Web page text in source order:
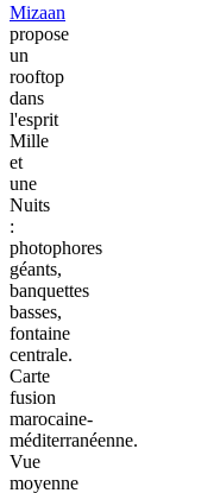
Mizaan
propose
un
rooftop
dans
l'esprit
Mille
et
une
Nuits
:
photophores
géants,
banquettes
basses,
fontaine
centrale.
Carte
fusion
marocaine-
méditerranéenne.
Vue
moyenne